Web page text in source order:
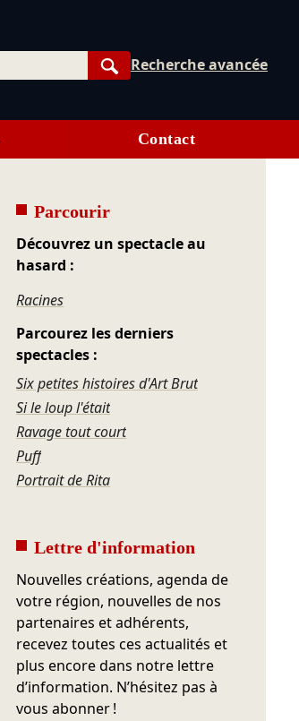
Rechercher
Recherche avancée
Contact
Parcourir
Découvrez un spectacle au
hasard :
Racines
Parcourez les derniers
spectacles :
Six petites histoires d'Art Brut
Si le loup l'était
Ravage tout court
Puff
Portrait de Rita
Lettre d'information
Nouvelles créations, agenda de
votre région, nouvelles de nos
partenaires et adhérents,
recevez toutes ces actualités et
plus encore dans notre lettre
d’information. N’hésitez pas à
vous abonner !